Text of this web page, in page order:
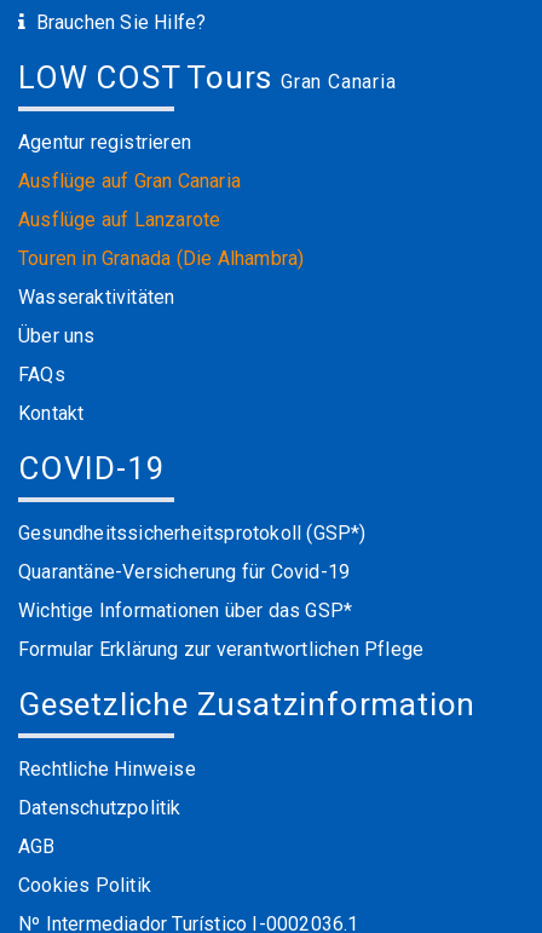
Brauchen Sie Hilfe?
LOW COST Tours Gran Canaria
Agentur registrieren
Ausflüge auf Gran Canaria
Ausflüge auf Lanzarote
Touren in Granada (Die Alhambra)
Wasseraktivitäten
Über uns
FAQs
Kontakt
COVID-19
Gesundheitssicherheitsprotokoll (GSP*)
Quarantäne-Versicherung für Covid-19
Wichtige Informationen über das GSP*
Formular Erklärung zur verantwortlichen Pflege
Gesetzliche Zusatzinformation
Rechtliche Hinweise
Datenschutzpolitik
AGB
Cookies Politik
Nº Intermediador Turístico I-0002036.1